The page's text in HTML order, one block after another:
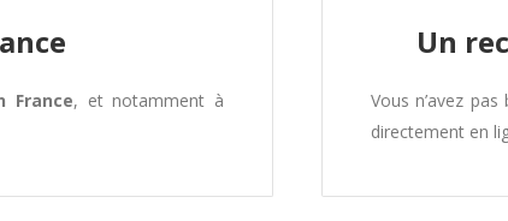
France, et notamment à
Un
Vous n’avez
directement en